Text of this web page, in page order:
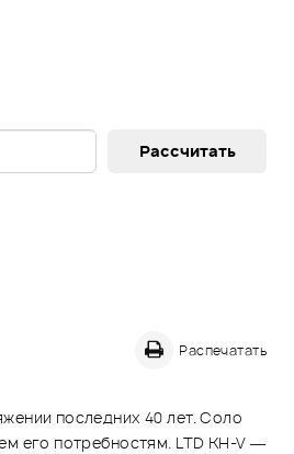
Распечатать
последних 40 лет. Соло
его потребностям. LTD KH-V —